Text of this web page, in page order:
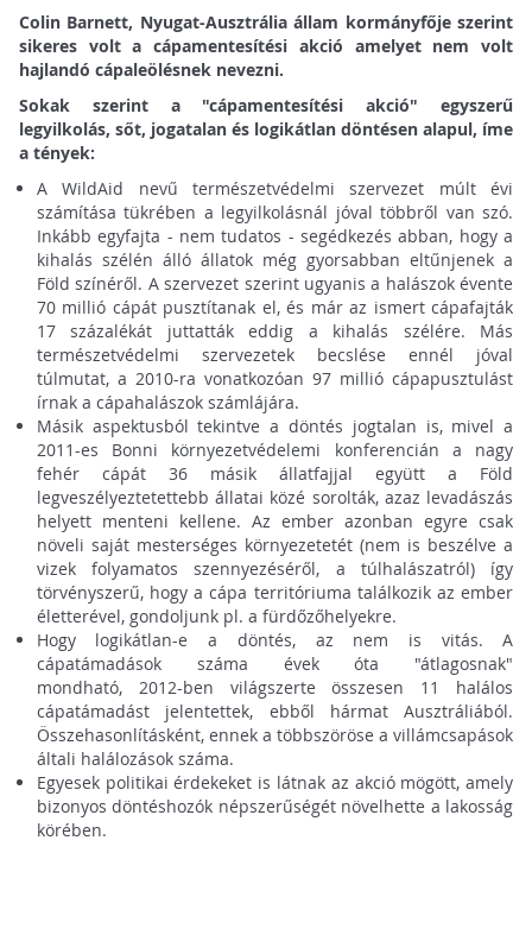
Colin Barnett, Nyugat-Ausztrália állam kormányfője szerint
sikeres volt a cápamentesítési akció amelyet nem volt
hajlandó cápaleölésnek nevezni.
Sokak szerint a "cápamentesítési akció" egyszerű
legyilkolás, sőt, jogatalan és logikátlan döntésen alapul, íme
a tények:
A WildAid nevű természetvédelmi szervezet múlt évi
számítása tükrében a legyilkolásnál jóval többről van szó.
Inkább egyfajta - nem tudatos - segédkezés abban, hogy a
kihalás szélén álló állatok még gyorsabban eltűnjenek a
Föld színéről. A szervezet szerint ugyanis a halászok évente
70 millió cápát pusztítanak el, és már az ismert cápafajták
17 százalékát juttatták eddig a kihalás szélére. Más
természetvédelmi szervezetek becslése ennél jóval
túlmutat, a 2010-ra vonatkozóan 97 millió cápapusztulást
írnak a cápahalászok számlájára.
Másik aspektusból tekintve a döntés jogtalan is, mivel a
2011-es Bonni környezetvédelemi konferencián a nagy
fehér cápát 36 másik állatfajjal együtt a Föld
legveszélyeztetettebb állatai közé sorolták, azaz levadászás
helyett menteni kellene. Az ember azonban egyre csak
növeli saját mesterséges környezetetét (nem is beszélve a
vizek folyamatos szennyezéséről, a túlhalászatról) így
törvényszerű, hogy a cápa territóriuma találkozik az ember
életterével, gondoljunk pl. a fürdőzőhelyekre.
Hogy logikátlan-e a döntés, az nem is vitás. A
cápatámadások száma évek óta "átlagosnak"
mondható, 2012-ben világszerte összesen 11 halálos
cápatámadást jelentettek, ebből hármat Ausztráliából.
Összehasonlításként, ennek a többszöröse a villámcsapások
általi halálozások száma.
Egyesek politikai érdekeket is látnak az akció mögött, amely
bizonyos döntéshozók népszerűségét növelhette a lakosság
körében.